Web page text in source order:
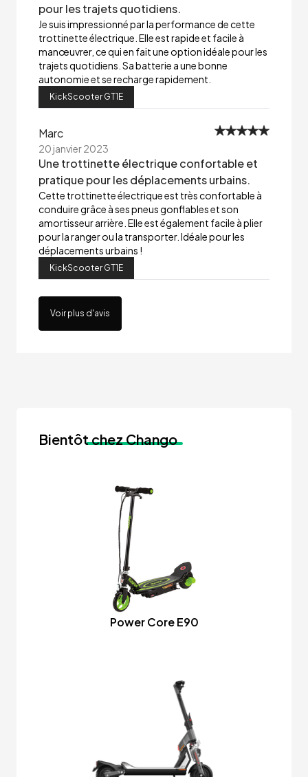
pour les trajets quotidiens.
Je suis impressionné par la performance de cette
trottinette électrique. Elle est rapide et facile à
manœuvrer, ce qui en fait une option idéale pour les
trajets quotidiens. Sa batterie a une bonne
autonomie et se recharge rapidement.
KickScooter GT1E
Marc
20 janvier 2023
Une trottinette électrique confortable et
pratique pour les déplacements urbains.
Cette trottinette électrique est très confortable à
conduire grâce à ses pneus gonflables et son
amortisseur arrière. Elle est également facile à plier
pour la ranger ou la transporter. Idéale pour les
déplacements urbains !
KickScooter GT1E
Voir plus d'avis
Bientôtchez Chango
Power Core E90